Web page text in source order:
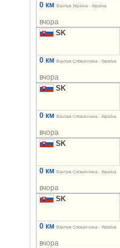
0 км
Вантаж Україна - Україна
вчора
SK
0 км
Вантаж Словаччина - Україна
вчора
SK
0 км
Вантаж Словаччина - Україна
вчора
SK
0 км
Вантаж Словаччина - Україна
вчора
SK
0 км
Вантаж Словаччина - Україна
вчора